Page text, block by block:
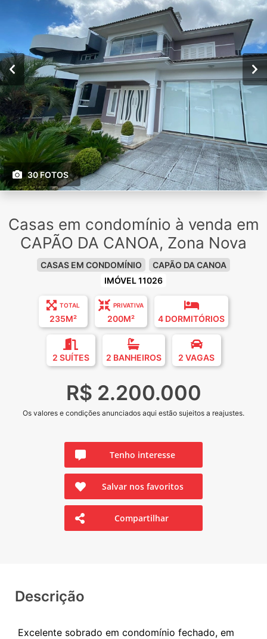
30 FOTOS
Casas em condomínio à venda em
CAPÃO DA CANOA, Zona Nova
CASAS EM CONDOMÍNIO
CAPÃO DA CANOA
IMÓVEL 11026
TOTAL
235M²
PRIVATIVA
200M² 4 DORMITÓRIOS
2 SUÍTES 2 BANHEIROS 2 VAGAS
R$ 2.200.000
Os valores e condições anunciados aqui estão sujeitos a reajustes.
Tenho interesse
Salvar nos favoritos
Compartilhar
Descrição
Excelente sobrado em condomínio fechado, em